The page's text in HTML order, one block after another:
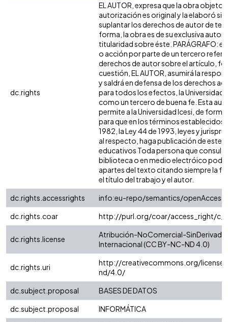
dc.rights
EL AUTOR, expresa que la obra objeto
autorización es original y la elaboró
suplantar los derechos de autor de
forma, la obra es de su exclusiva
titularidad sobre éste. PARÁGRAFO:
o acción por parte de un tercero
derechos de autor sobre el artículo,
cuestión, EL AUTOR, asumirá la
y saldrá en defensa de los derechos
para todos los efectos, la Universidad
como un tercero de buena fe. Esta
permite a la Universidad Icesi, de
para que en los términos establecidos
1982, la Ley 44 de 1993, leyes y
al respecto, haga publicación de este
educativos Toda persona que consulte
biblioteca o en medio electróico
apartes del texto citando siempre la
el título del trabajo y el autor.
dc.rights.accessrights
info:eu-repo/semantics/openAccess
dc.rights.coar
http://purl.org/coar/access_right/
dc.rights.license
Atribución-NoComercial-
Internacional (CC BY-NC-ND 4.0)
dc.rights.uri
http://creativecommons.org/
nd/4.0/
dc.subject.proposal
BASES DE DATOS
dc.subject.proposal
INFORMÁTICA